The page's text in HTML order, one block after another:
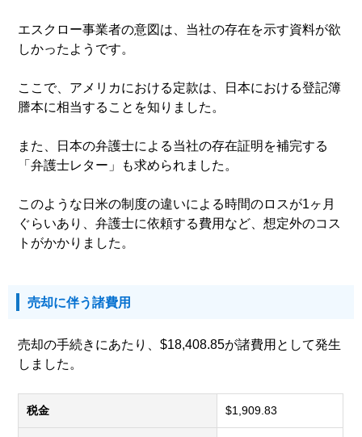
エスクロー事業者の意図は、当社の存在を示す資料が欲
しかったようです。
ここで、アメリカにおける定款は、日本における登記簿
謄本に相当することを知りました。
また、日本の弁護士による当社の存在証明を補完する
「弁護士レター」も求められました。
このような日米の制度の違いによる時間のロスが1ヶ月
ぐらいあり、弁護士に依頼する費用など、想定外のコス
トがかかりました。
売却に伴う諸費用
売却の手続きにあたり、$18,408.85が諸費用として発生
しました。
税金 $1,909.83